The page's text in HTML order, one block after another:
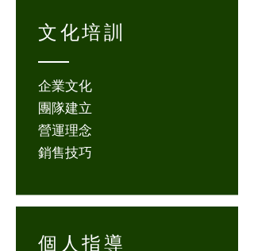
文化培訓
企業文化
團隊建立
營運理念
銷售技巧
個人指導